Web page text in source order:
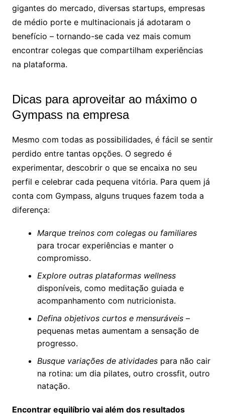
gigantes do mercado, diversas startups, empresas
de médio porte e multinacionais já adotaram o
benefício – tornando-se cada vez mais comum
encontrar colegas que compartilham experiências
na plataforma.
Dicas para aproveitar ao máximo o
Gympass na empresa
Mesmo com todas as possibilidades, é fácil se sentir
perdido entre tantas opções. O segredo é
experimentar, descobrir o que se encaixa no seu
perfil e celebrar cada pequena vitória. Para quem já
conta com Gympass, alguns truques fazem toda a
diferença:
Marque treinos com colegas ou familiares
para trocar experiências e manter o
compromisso.
Explore outras plataformas wellness
disponíveis, como meditação guiada e
acompanhamento com nutricionista.
Defina objetivos curtos e mensuráveis–
pequenas metas aumentam a sensação de
progresso.
Busque variações de atividadespara não cair
na rotina: um dia pilates, outro crossfit, outro
natação.
Encontrar equilíbrio vai além dos resultados